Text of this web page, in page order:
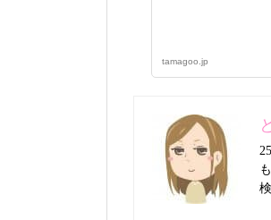
tamagoo.jp